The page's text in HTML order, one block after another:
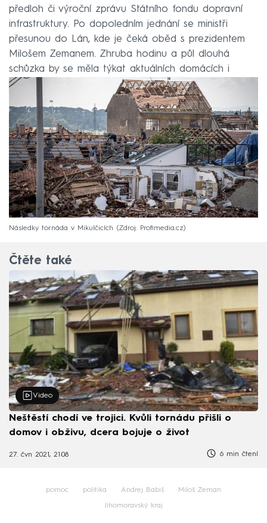
předloh či výroční zprávu Státního fondu dopravní
infrastruktury. Po dopoledním jednání se ministři
přesunou do Lán, kde je čeká oběd s prezidentem
Milošem Zemanem. Zhruba hodinu a půl dlouhá
schůzka by se měla týkat aktuálních domácích i
zahraničních témat.
Následky tornáda v Mikulčicích Zdroj: Profimedia.cz
Čtěte také
Video
Neštěstí chodí ve trojici. Kvůli tornádu přišli o
domov i obživu, dcera bojuje o život
27. čvn 2021, 21:08 6 min čtení
pomoc politika Andrej Babiš Miloš Zeman
Jihomoravský kraj